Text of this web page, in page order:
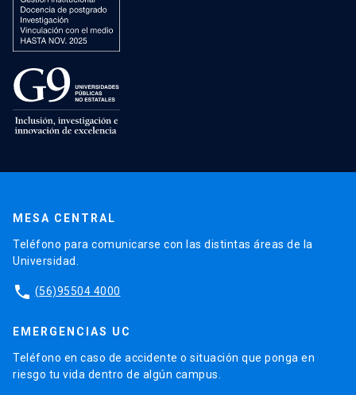
MESA CENTRAL
Teléfono para comunicarse con las distintas áreas de la
Universidad.
phone (56)95504 4000
EMERGENCIAS UC
Teléfono en caso de accidente o situación que ponga en
riesgo tu vida dentro de algún campus.